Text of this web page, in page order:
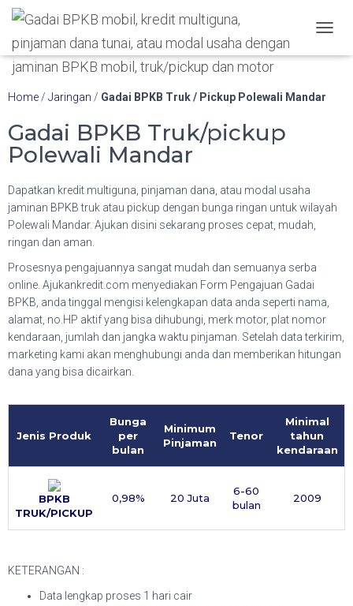
O
L
A
Home / Jaringan / Gadai BPKB Truk / Pickup Polewali Mandar
Gadai BPKB Truk/pickup
Polewali Mandar
Dapatkan kredit multiguna, pinjaman dana, atau modal usaha
jaminan BPKB truk atau pickup dengan bunga ringan untuk wilayah
Polewali Mandar. Ajukan disini sekarang proses cepat, mudah,
ringan dan aman.
Prosesnya pengajuannya sangat mudah dan semuanya serba
online. Ajukankredit.com menyediakan Form Pengajuan Gadai
BPKB, anda tinggal mengisi kelengkapan data anda seperti nama,
alamat, no.HP aktif yang bisa dihubungi, merk motor, plat nomor
kendaraan, jumlah dan jangka waktu pinjaman. Setelah data terkirim,
marketing kami akan menghubungi anda dan memberikan hitungan
dana yang bisa dicairkan.
Jenis Produk
Bunga
per
bulan
Minimum
Pinjaman
Tenor
Minimal
tahun
kendaraan
BPKB
TRUK/PICKUP
0,98% 20 Juta
6-60
bulan
2009
KETERANGAN :
Data lengkap proses 1 hari cair